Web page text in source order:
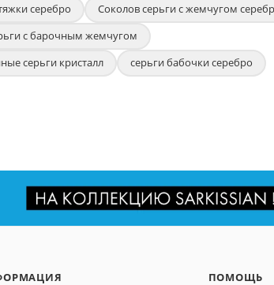
серебро
Соколов серьги с жемчугом
с барочным жемчугом
серьги кристалл
серьги бабочки серебро
ПОМОЩЬ